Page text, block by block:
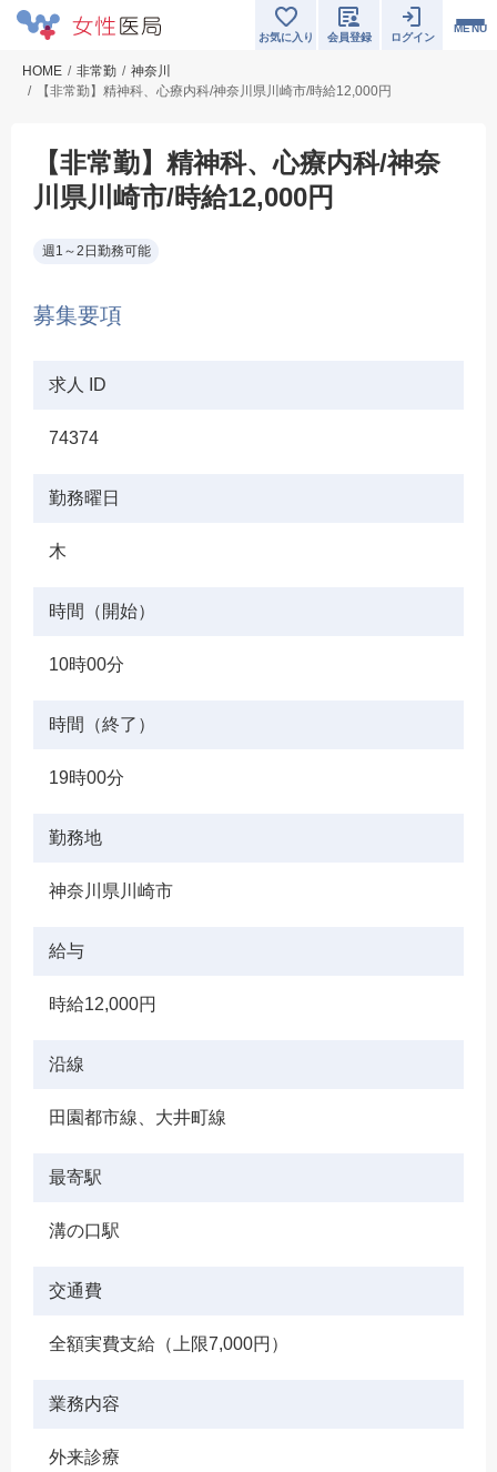
MENU
お気に入り 会員登録 ログイン
HOME 非常勤
神奈川
【非常勤】精神科、心療内科/神奈川県川崎市/時給12,000円
【非常勤】精神科、心療内科/神奈
川県川崎市/時給12,000円
週1～2日勤務可能
募集要項
求人 ID
74374
勤務曜日
木
時間（開始）
10時00分
時間（終了）
19時00分
勤務地
神奈川県川崎市
給与
時給12,000円
沿線
田園都市線、大井町線
最寄駅
溝の口駅
交通費
全額実費支給（上限7,000円）
業務内容
外来診療